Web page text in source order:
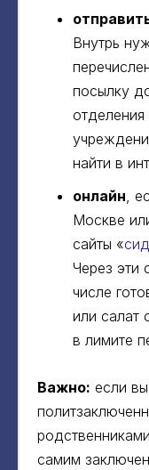
Внутрь
посылку
отделения
найти в
онлайн ,
Москве
сайты «
Через эти
числе
или салат
в лимите
Важно: если
самим